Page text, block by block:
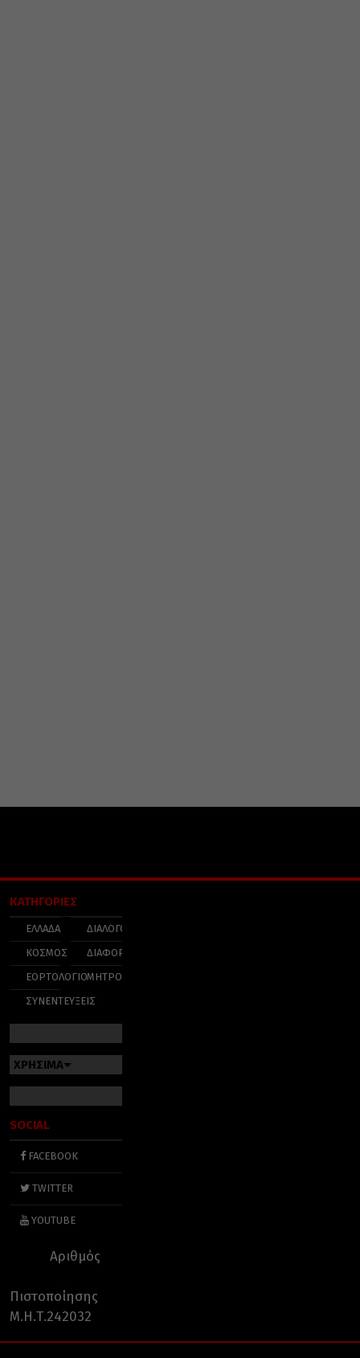
ΚΑΤΗΓΟΡΙΕΣ
ΕΛΛΑΔΑ
ΚΟΣΜΟΣ
ΕΟΡΤΟΛΟΓΙΟ
ΣΥΝΕΝΤΕΥΞΕΙΣ
ΔΙΑΛΟΓΟΣ
ΔΙΑΦΟΡΑ
ΜΗΤΡΟΠΟΛΕΙΣ
ΧΡΗΣΙΜΑ
SOCIAL
FACEBOOK
TWITTER
YOUTUBE
Αριθμός
Πιστοποίησης
Μ.Η.Τ.242032